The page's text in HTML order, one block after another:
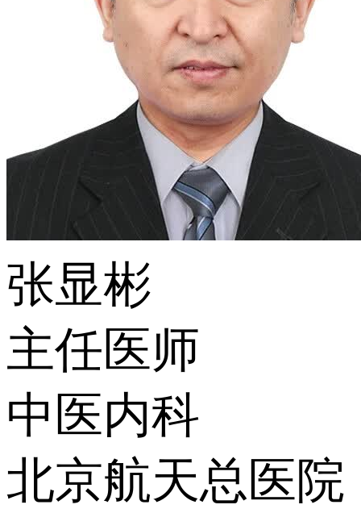
张显彬
主任医师
中医内科
北京航天总医院